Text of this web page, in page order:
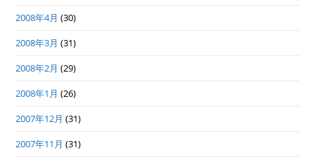
2008年4月 (30)
2008年3月 (31)
2008年2月 (29)
2008年1月 (26)
2007年12月 (31)
2007年11月 (31)